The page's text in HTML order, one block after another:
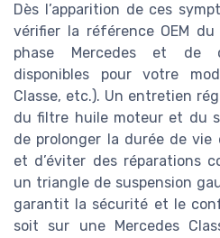
Dès l’apparition de ces
vérifier la référence OEM
phase Mercedes et de
disponibles pour votre
Classe, etc.). Un entretien
du filtre huile moteur et du
de prolonger la durée de vie
et d’éviter des réparations
un triangle de suspension
garantit la sécurité et le
soit sur une Mercedes